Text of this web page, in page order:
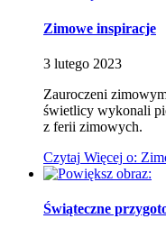
Zimowe inspiracje
3 lutego 2023
Zauroczeni
świetlicy wykonali
z ferii zimowych.
Czytaj Więcej o:
Świąteczne